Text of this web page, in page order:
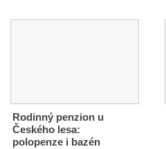
Rodinný penzion u
Českého lesa:
polopenze i bazén